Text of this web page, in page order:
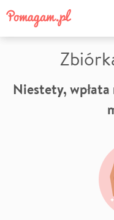
Niestety,